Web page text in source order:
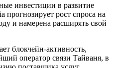
инвестиции в развитие
прогнозирует рост спроса на
и намерена расширять свой
блокчейн-активность,
оператор связи Тайваня, в